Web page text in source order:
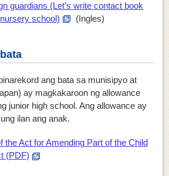
guardians (Let’s write contact book
school)
(Ingles)
ang bata sa munisipyo at
ay magkakaroon ng allowance
junior high school. Ang allowance ay
ilan ang anak.
the Act for Amending Part of the Child
(PDF)